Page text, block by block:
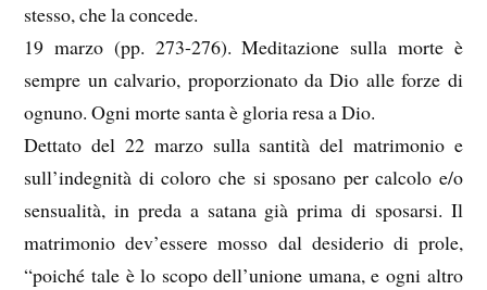
stesso, che la concede.
19 marzo (pp. 273-276). Meditazione sulla morte è
sempre un calvario, proporzionato da Dio alle forze di
ognuno. Ogni morte santa è gloria resa a Dio.
Dettato del 22 marzo sulla santità del matrimonio e
sull’indegnità di coloro che si sposano per calcolo e/o
sensualità, in preda a satana già prima di sposarsi. Il
matrimonio dev’essere mosso dal desiderio di prole,
“poiché tale è lo scopo dell’unione umana, e ogni altro